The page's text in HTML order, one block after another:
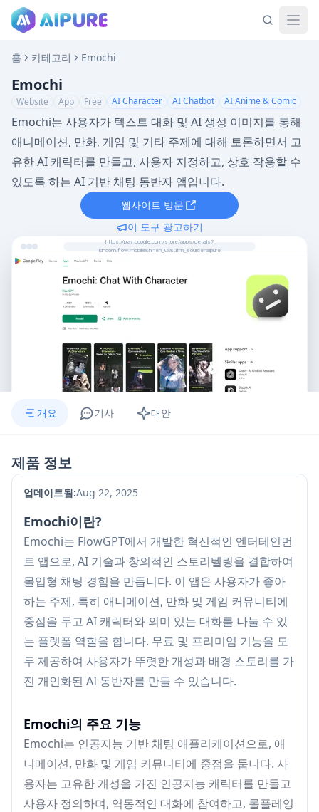
홈 카테고리 Emochi
Emochi
Website App Free AI Character AI Chatbot AI Anime & Comic
Emochi는 사용자가 텍스트 대화 및 AI 생성 이미지를 통해
애니메이션, 만화, 게임 및 기타 주제에 대해 토론하면서 고
유한 AI 캐릭터를 만들고, 사용자 지정하고, 상호 작용할 수
있도록 하는 AI 기반 채팅 동반자 앱입니다.
웹사이트 방문
이 도구 광고하기
https://play.google.com/store/apps/details?
id=com.flow.mobile&hl=en_US&utm_source=aipure
개요 기사 대안
제품 정보
업데이트됨:Aug 22, 2025
Emochi이란?
Emochi는 FlowGPT에서 개발한 혁신적인 엔터테인먼
트 앱으로, AI 기술과 창의적인 스토리텔링을 결합하여
몰입형 채팅 경험을 만듭니다. 이 앱은 사용자가 좋아
하는 주제, 특히 애니메이션, 만화 및 게임 커뮤니티에
중점을 두고 AI 캐릭터와 의미 있는 대화를 나눌 수 있
는 플랫폼 역할을 합니다. 무료 및 프리미엄 기능을 모
두 제공하여 사용자가 뚜렷한 개성과 배경 스토리를 가
진 개인화된 AI 동반자를 만들 수 있습니다.
Emochi의 주요 기능
Emochi는 인공지능 기반 채팅 애플리케이션으로, 애
니메이션, 만화 및 게임 커뮤니티에 중점을 둡니다. 사
용자는 고유한 개성을 가진 인공지능 캐릭터를 만들고
사용자 정의하며, 역동적인 대화에 참여하고, 롤플레잉